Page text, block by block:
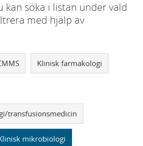
kan söka i listan under vald
med hjälp av
Klinisk farmakologi
transfusionsmedicin
mikrobiologi